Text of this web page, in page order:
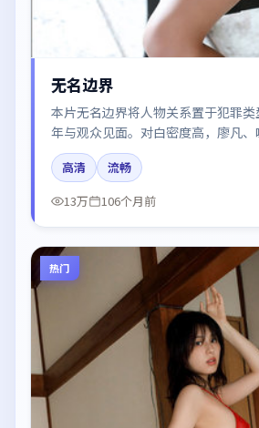
无名边界
本片无名边界将人物关系置于犯罪
年与观众见面。对白密度高，廖凡
梁朝伟、谭卓的台词节奏值得关注；
陆都市与冷色调摄影。
高清
流畅
13万
106个月前
热门